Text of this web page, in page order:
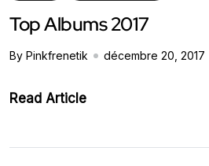
Top Albums 2017
By Pinkfrenetik décembre 20, 2017
Read Article